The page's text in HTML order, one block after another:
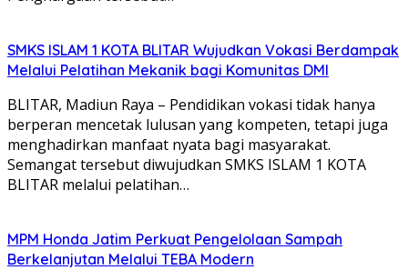
SMKS ISLAM 1 KOTA BLITAR Wujudkan Vokasi Berdampak
Melalui Pelatihan Mekanik bagi Komunitas DMI
BLITAR, Madiun Raya – Pendidikan vokasi tidak hanya
berperan mencetak lulusan yang kompeten, tetapi juga
menghadirkan manfaat nyata bagi masyarakat.
Semangat tersebut diwujudkan SMKS ISLAM 1 KOTA
BLITAR melalui pelatihan…
MPM Honda Jatim Perkuat Pengelolaan Sampah
Berkelanjutan Melalui TEBA Modern